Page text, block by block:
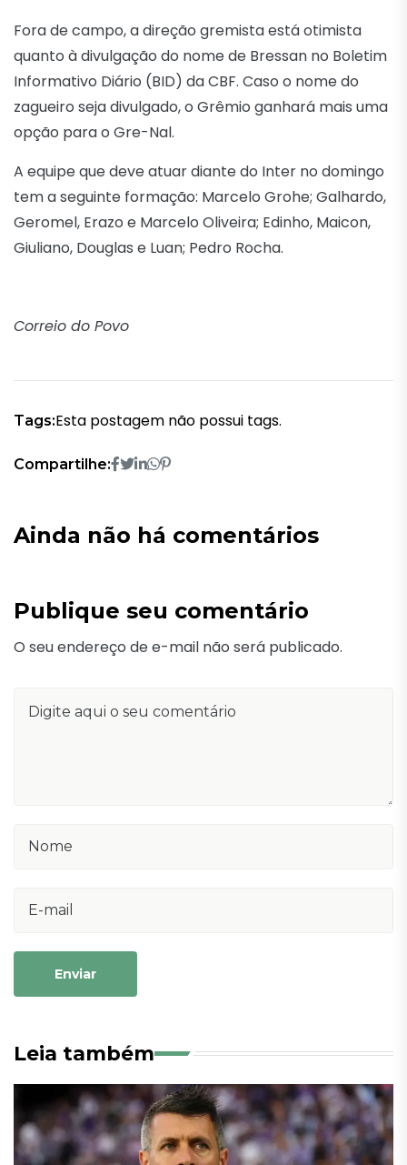
Fora de campo, a direção gremista está otimista
quanto à divulgação do nome de Bressan no Boletim
Informativo Diário (BID) da CBF. Caso o nome do
zagueiro seja divulgado, o Grêmio ganhará mais uma
opção para o Gre-Nal.
A equipe que deve atuar diante do Inter no domingo
tem a seguinte formação: Marcelo Grohe; Galhardo,
Geromel, Erazo e Marcelo Oliveira; Edinho, Maicon,
Giuliano, Douglas e Luan; Pedro Rocha.
Correio do Povo
Tags:Esta postagem não possui tags.
Compartilhe:
Ainda não há comentários
Publique seu comentário
O seu endereço de e-mail não será publicado.
Enviar
Leia também